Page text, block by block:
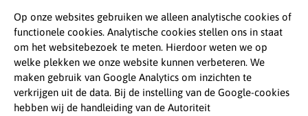
Op onze websites gebruiken we alleen analytische cookies of
functionele cookies. Analytische cookies stellen ons in staat
om het websitebezoek te meten. Hierdoor weten we op
welke plekken we onze website kunnen verbeteren. We
maken gebruik van Google Analytics om inzichten te
verkrijgen uit de data. Bij de instelling van de Google-cookies
hebben wij de handleiding van de Autoriteit